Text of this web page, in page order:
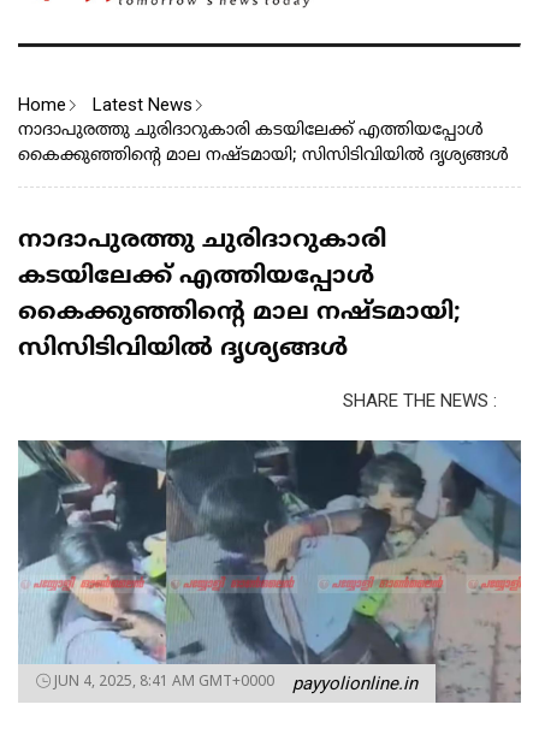
Home Latest News
നാദാപുരത്തു ചുരിദാറുകാരി കടയിലേക്ക് എത്തിയപ്പോൾ
കൈക്കുഞ്ഞിന്റെ മാല നഷ്ടമായി; സിസിടിവിയിൽ ദൃശ്യങ്ങൾ
നാദാപുരത്തു ചുരിദാറുകാരി
കടയിലേക്ക് എത്തിയപ്പോൾ
കൈക്കുഞ്ഞിന്റെ മാല നഷ്ടമായി;
സിസിടിവിയിൽ ദൃശ്യങ്ങൾ
SHARE THE NEWS :
JUN 4, 2025, 8:41 AM GMT+0000 payyolionline.in